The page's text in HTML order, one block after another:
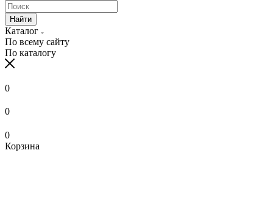
Найти
Каталог
По всему сайту
По каталогу
0
0
0
Корзина